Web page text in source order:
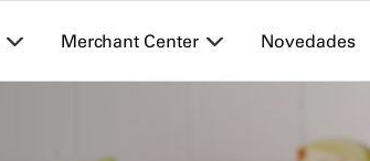
Merchant Center Novedades